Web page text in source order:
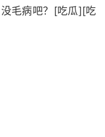
毛病吧？[吃瓜][吃